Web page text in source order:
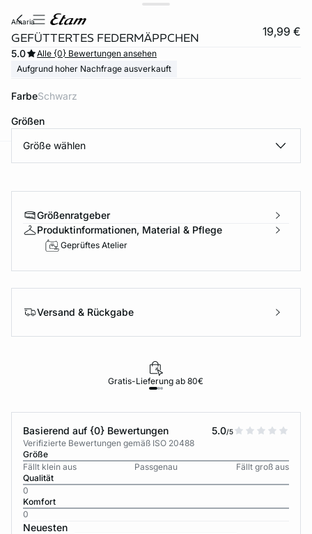
amaria
GEFÜTTERTES FEDERMÄPPCHEN 19,99 €
5.0
Alle {0} Bewertungen ansehen
Aufgrund hoher Nachfrage ausverkauft
Farbe schwarz
Größen
Größe wählen
Größenratgeber
Produktinformationen, Material & Pflege
Geprüftes Atelier
Versand & Rückgabe
Gratis-Lieferung ab 80€
Basierend auf {0} Bewertungen 5.0/5
Verifizierte Bewertungen gemäß ISO 20488
Größe
Fällt klein aus
Passgenau
Fällt groß aus
Qualität
0
Komfort
0
Neuesten